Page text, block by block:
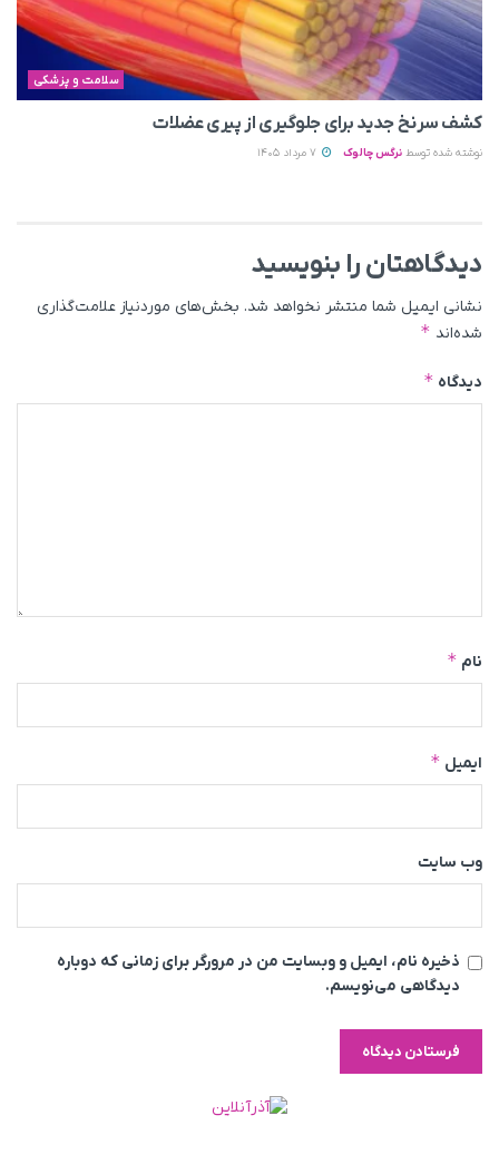
سلامت و پزشکی
کشف سرنخ جدید برای جلوگیری از پیری عضلات
نوشته شده توسط نرگس چالوک
دیدگاهتان را بنویسید
نشانی ایمیل شما منتشر نخواهد شد. بخش‌های موردنیاز علامت‌گذاری
شده‌اند *
دیدگاه *
نام *
ایمیل *
وب‌ سایت
ذخیره نام، ایمیل و وبسایت من در مرورگر برای زمانی که دوباره
دیدگاهی می‌نویسم.